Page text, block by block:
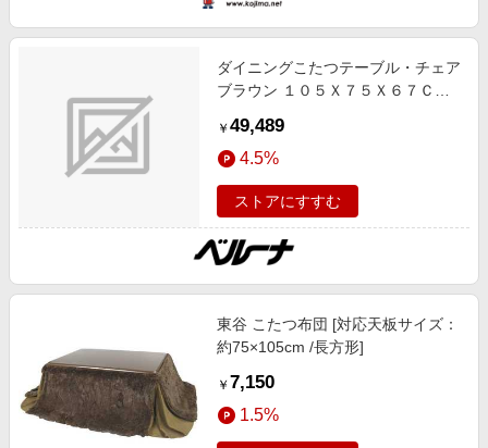
ダイニングこたつテーブル・チェア
ブラウン １０５Ｘ７５Ｘ６７ＣＭ
アイテム,組立設置サービス,組立品,
防水 ロングセラー
￥ 49,489
4.5%
ストアにすすむ
東谷 こたつ布団 [対応天板サイズ：
約75×105cm /長方形]
￥ 7,150
1.5%